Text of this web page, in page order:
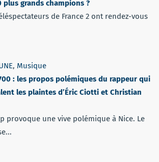
plus grands champions ?
de France 2 ont rendez-vous
, Musique
: les propos polémiques du rappeur qui
les plaintes d’Éric Ciotti et Christian
provoque une vive polémique à Nice. Le